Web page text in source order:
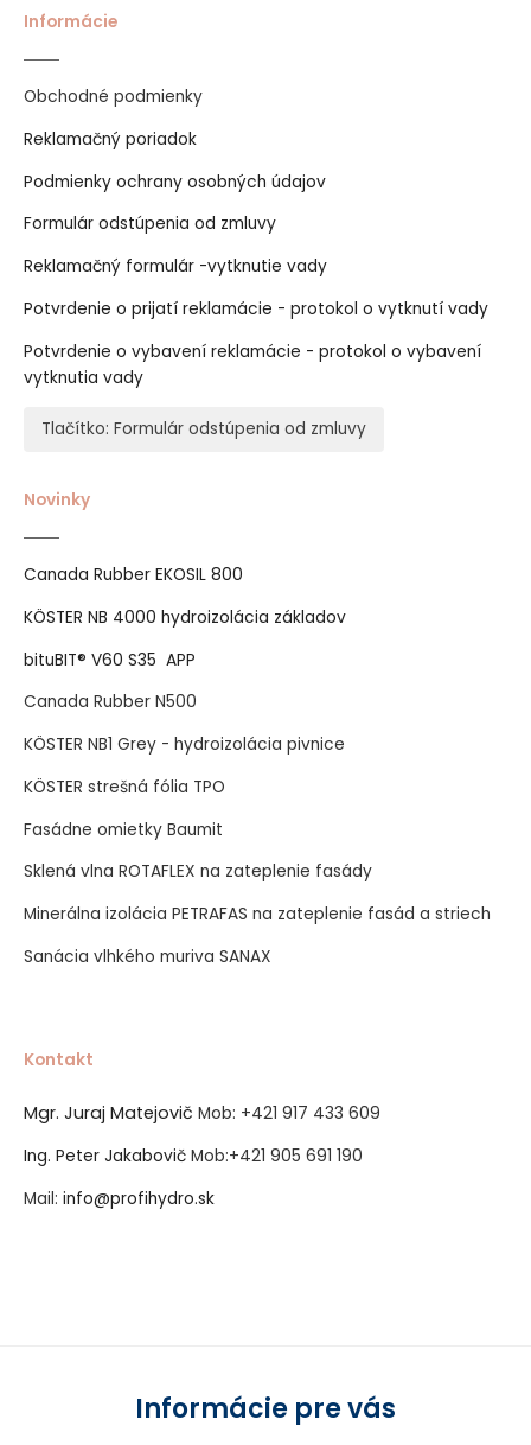
Informácie
Obchodné podmienky
Reklamačný poriadok
Podmienky ochrany osobných údajov
Formulár odstúpenia od zmluvy
Reklamačný formulár -vytknutie vady
Potvrdenie o prijatí reklamácie - protokol o vytknutí vady
Potvrdenie o vybavení reklamácie - protokol o vybavení
vytknutia vady
Tlačítko: Formulár odstúpenia od zmluvy
Novinky
Canada Rubber EKOSIL 800
KÖSTER NB 4000 hydroizolácia základov
bituBIT® V60 S35 APP
Canada Rubber N500
KÖSTER NB1 Grey - hydroizolácia pivnice
KÖSTER strešná fólia TPO
Fasádne omietky Baumit
Sklená vlna ROTAFLEX na zateplenie fasády
Minerálna izolácia PETRAFAS na zateplenie fasád a striech
Sanácia vlhkého muriva SANAX
Kontakt
Mgr. Juraj Matejovič Mob: +421 917 433 609
Ing. Peter Jakabovič Mob:+421 905 691 190
Mail: info@profihydro.sk
Informácie pre vás